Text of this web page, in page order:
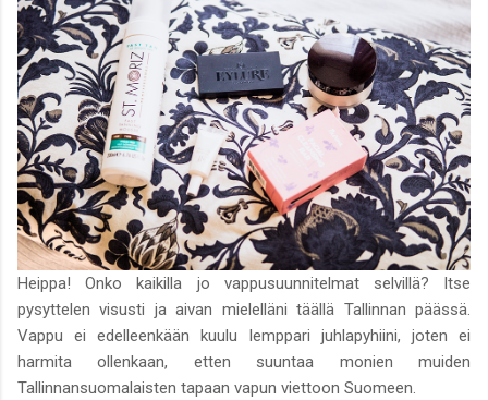
Heippa! Onko kaikilla jo vappusuunnitelmat selvillä? Itse
pysyttelen visusti ja aivan mielelläni täällä Tallinnan päässä.
Vappu ei edelleenkään kuulu lemppari juhlapyhiini, joten ei
harmita ollenkaan, etten suuntaa monien muiden
Tallinnansuomalaisten tapaan vapun viettoon Suomeen.